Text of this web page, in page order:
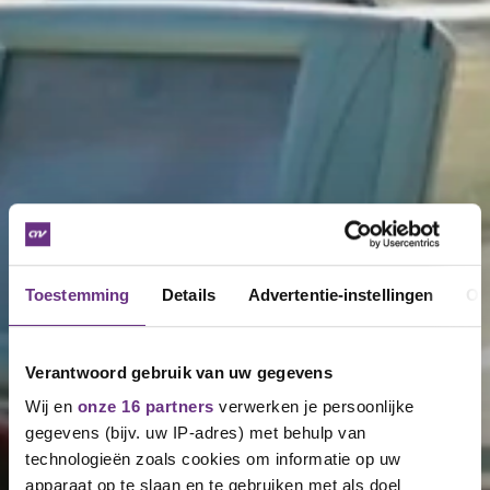
Toestemming Details Advertentie-instellingen
Verantwoord gebruik van uw gegevens
Wij en onze 16 partners verwerken je persoonlijke
gegevens (bijv. uw IP-adres) met behulp van
technologieën zoals cookies om informatie op uw
apparaat op te slaan en te gebruiken met als doel